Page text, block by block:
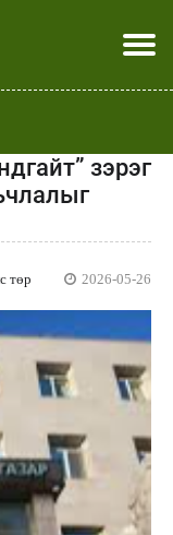
зэрэг
төр 2026-05-26